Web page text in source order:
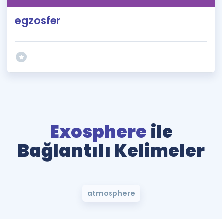
İngilizce Gramer
egzosfer
Exosphere ile
Bağlantılı Kelimeler
atmosphere